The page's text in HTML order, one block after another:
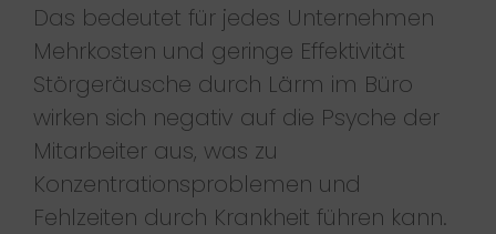
Das bedeutet für jedes Unternehmen
Mehrkosten und geringe Effektivität
Störgeräusche durch Lärm im Büro
wirken sich negativ auf die Psyche der
Mitarbeiter aus, was zu
Konzentrationsproblemen und
Fehlzeiten durch Krankheit führen kann.